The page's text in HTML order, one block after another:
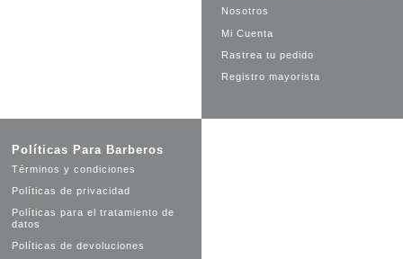
Nosotros
Mi Cuenta
Rastrea tu pedido
Registro mayorista
Políticas Para Barberos
Términos y condiciones
Políticas de privacidad
Políticas para el tratamiento de
datos
Políticas de devoluciones